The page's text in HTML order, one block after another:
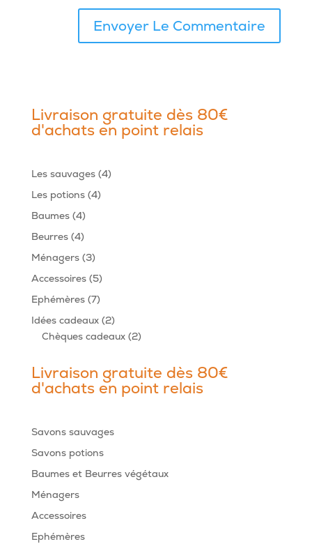
Livraison gratuite dès 80€
d'achats en point relais
Les sauvages 44
Les potions 44
Baumes 44
produits
Beurres 44
produits
Ménagers 33
produits
Accessoires 55
produits
Ephémères 77
produits
Idées cadeaux 22
produits
Chèques cadeaux 22
Livraison gratuite dès 80€
d'achats en point relais
Savons sauvages
Savons potions
Baumes et Beurres végétaux
Ménagers
Accessoires
Ephémères